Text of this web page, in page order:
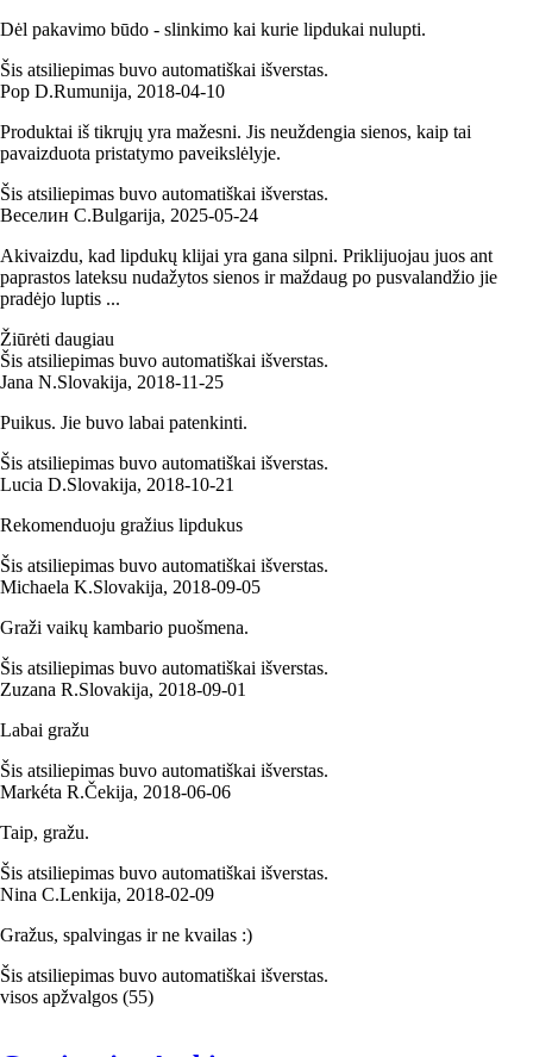
Dėl pakavimo būdo - slinkimo kai kurie lipdukai nulupti.
Šis atsiliepimas buvo automatiškai išverstas.
Pop D.Rumunija, 2018‑04‑10
Produktai iš tikrųjų yra mažesni. Jis neuždengia sienos, kaip tai
pavaizduota pristatymo paveikslėlyje.
Šis atsiliepimas buvo automatiškai išverstas.
Веселин С.Bulgarija, 2025‑05‑24
Akivaizdu, kad lipdukų klijai yra gana silpni. Priklijuojau juos ant
paprastos lateksu nudažytos sienos ir maždaug po pusvalandžio jie
pradėjo luptis ...
Žiūrėti daugiau
Šis atsiliepimas buvo automatiškai išverstas.
Jana N.Slovakija, 2018‑11‑25
Puikus. Jie buvo labai patenkinti.
Šis atsiliepimas buvo automatiškai išverstas.
Lucia D.Slovakija, 2018‑10‑21
Rekomenduoju gražius lipdukus
Šis atsiliepimas buvo automatiškai išverstas.
Michaela K.Slovakija, 2018‑09‑05
Graži vaikų kambario puošmena.
Šis atsiliepimas buvo automatiškai išverstas.
Zuzana R.Slovakija, 2018‑09‑01
Labai gražu
Šis atsiliepimas buvo automatiškai išverstas.
Markéta R.Čekija, 2018‑06‑06
Taip, gražu.
Šis atsiliepimas buvo automatiškai išverstas.
Nina C.Lenkija, 2018‑02‑09
Gražus, spalvingas ir ne kvailas :)
Šis atsiliepimas buvo automatiškai išverstas.
visos apžvalgos (55)